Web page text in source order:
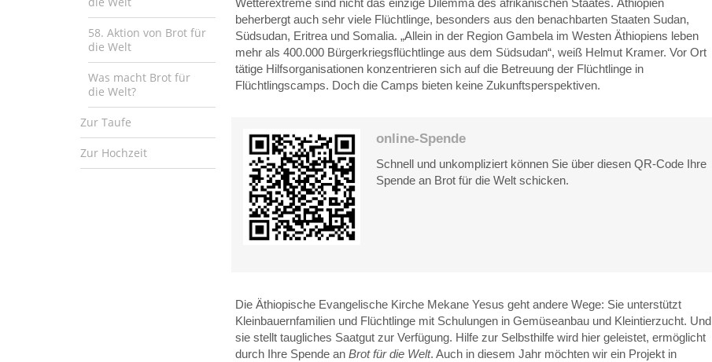
58. Aktion von Brot für
die Welt
Was macht Brot für
die Welt?
Zur Taufe
Zur Hochzeit
beherbergt auch sehr viele Flüchtlinge, besonders aus den benachbarten Staaten Sudan,
Südsudan, Eritrea und Somalia. „Allein in der Region Gambela im Westen Äthiopiens leben
mehr als 400.000 Bürgerkriegsflüchtlinge aus dem Südsudan“, weiß Helmut Kramer. Vor Ort
tätige Hilfsorganisationen konzentrieren sich auf die Betreuung der Flüchtlinge in
Flüchtlingscamps. Doch die Camps bieten keine Zukunftsperspektiven.
online-Spende
Schnell und unkompliziert können Sie über diesen QR-Code Ihre
Spende an Brot für die Welt schicken.
Die Äthiopische Evangelische Kirche Mekane Yesus geht andere Wege: Sie unterstützt
Kleinbauernfamilien und Flüchtlinge mit Schulungen in Gemüseanbau und Kleintierzucht. Und
sie stellt taugliches Saatgut zur Verfügung. Hilfe zur Selbsthilfe wird hier geleistet, ermöglicht
durch Ihre Spende an Brot für die Welt. Auch in diesem Jahr möchten wir ein Projekt in